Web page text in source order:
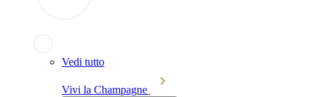
Vedi tutto
Vivi la Champagne